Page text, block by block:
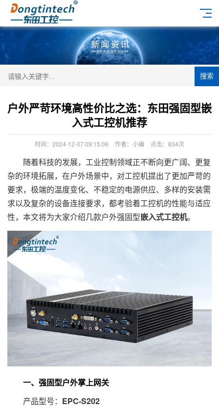
搜索
户外严苛环境高性价比之选：东田强固型嵌
入式工控机推荐
时间：2024-12-07 09:15:06 作者：小编 点击： 834次
随着科技的发展，工业控制领域正不断向更广阔、更复
杂的环境拓展，在户外场景中，对工控机提出了更加严苛的
要求，极端的温度变化、不稳定的电源供应、多样的安装需
求以及复杂的设备连接要求，都考验着工控机的性能与适应
性，本文将为大家介绍几款户外强固型嵌入式工控机。
一、强固型户外掌上网关
产品型号： EPC-S202